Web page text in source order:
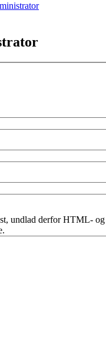
undlad derfor HTML-